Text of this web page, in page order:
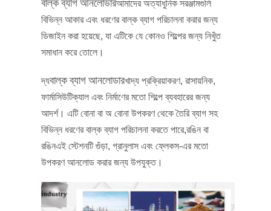
বাল্ক ব্যাগ আনলোডারআমাদের অত্যাধুনিক সরঞ্জামগুলি
বিভিন্ন আকার এবং ধরণের বাল্ক ব্যাগ পরিচালনা করার জন্য
ডিজাইন করা হয়েছে, যা এটিকে যে কোনও শিল্পের জন্য নিখুঁত
সমাধান করে তোলে।
দ্যবাল্ক ব্যাগ আনলোডারখাদ্য প্রক্রিয়াকরণ, রাসায়নিক,
ফার্মাসিউটিক্যাল এবং নির্মাণের মতো শিল্পে ব্যবহারের জন্য
আদর্শ। এটি বোনা বা অ বোনা উপকরণ থেকে তৈরি ব্যাগ সহ
বিভিন্ন ধরণের বাল্ক ব্যাগ পরিচালনা করতে পারে,রঙিন বা
রঙিনএই স্টেশনটি গুঁড়া, গ্রানুলাস এবং ফ্লেকস-এর মতো
উপকরণ আনলোড করার জন্য উপযুক্ত।